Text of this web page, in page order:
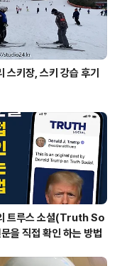
스키장, 스키 강습 후기
트루스 소셜(Truth So
을 직접 확인 하는 방법